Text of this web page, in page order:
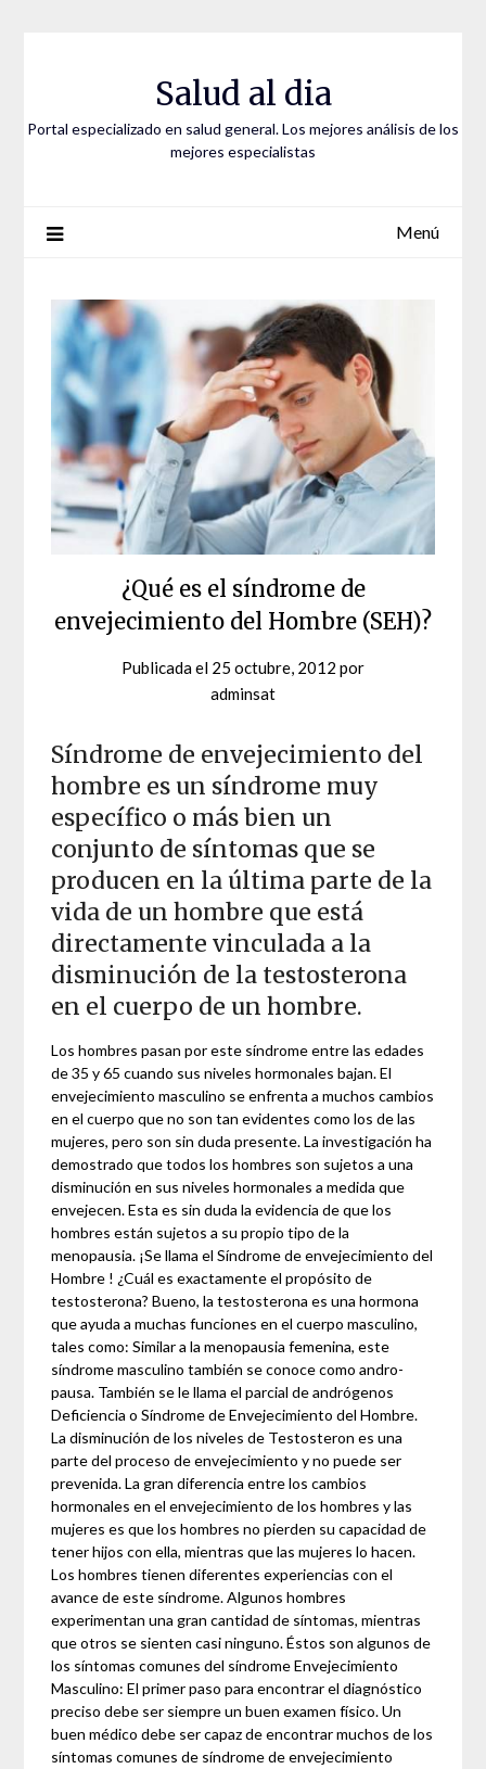
Salud al dia
Portal especializado en salud general. Los mejores análisis de los
mejores especialistas
Menú
¿Qué es el síndrome de
envejecimiento del Hombre (SEH)?
Publicada el 25 octubre, 2012 por
adminsat
Síndrome de envejecimiento del
hombre es un síndrome muy
específico o más bien un
conjunto de síntomas que se
producen en la última parte de la
vida de un hombre que está
directamente vinculada a la
disminución de la testosterona
en el cuerpo de un hombre.
Los hombres pasan por este síndrome entre las edades
de 35 y 65 cuando sus niveles hormonales bajan. El
envejecimiento masculino se enfrenta a muchos cambios
en el cuerpo que no son tan evidentes como los de las
mujeres, pero son sin duda presente. La investigación ha
demostrado que todos los hombres son sujetos a una
disminución en sus niveles hormonales a medida que
envejecen. Esta es sin duda la evidencia de que los
hombres están sujetos a su propio tipo de la
menopausia. ¡Se llama el Síndrome de envejecimiento del
Hombre ! ¿Cuál es exactamente el propósito de
testosterona? Bueno, la testosterona es una hormona
que ayuda a muchas funciones en el cuerpo masculino,
tales como: Similar a la menopausia femenina, este
síndrome masculino también se conoce como andro-
pausa. También se le llama el parcial de andrógenos
Deficiencia o Síndrome de Envejecimiento del Hombre.
La disminución de los niveles de Testosteron es una
parte del proceso de envejecimiento y no puede ser
prevenida. La gran diferencia entre los cambios
hormonales en el envejecimiento de los hombres y las
mujeres es que los hombres no pierden su capacidad de
tener hijos con ella, mientras que las mujeres lo hacen.
Los hombres tienen diferentes experiencias con el
avance de este síndrome. Algunos hombres
experimentan una gran cantidad de síntomas, mientras
que otros se sienten casi ninguno. Éstos son algunos de
los síntomas comunes del síndrome Envejecimiento
Masculino: El primer paso para encontrar el diagnóstico
preciso debe ser siempre un buen examen físico. Un
buen médico debe ser capaz de encontrar muchos de los
síntomas comunes de síndrome de envejecimiento